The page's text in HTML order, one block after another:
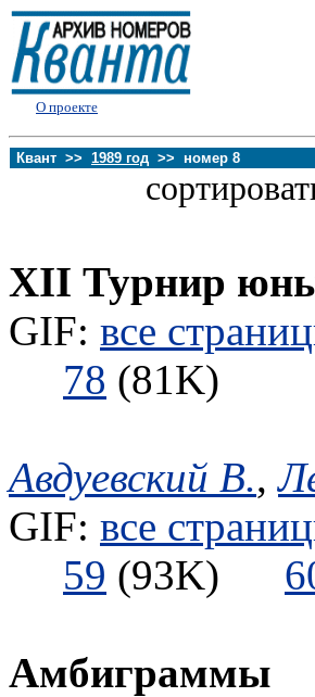
О проекте
Квант >> 1989 год >> номер 8
XII Турнир
GIF: все
78 (81K)
Авдуевский В.,
GIF: все
59 (93K)
Амбиграммы